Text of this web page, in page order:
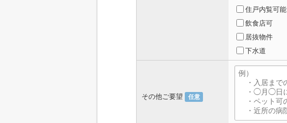
住戸内覧可能
飲食店可
居抜物件
下水道
その他ご要望 任意